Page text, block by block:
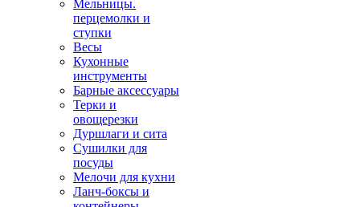
Мельницы.
перцемолки и
ступки
Весы
Кухонные
инструменты
Барные аксессуары
Терки и
овощерезки
Дуршлаги и сита
Сушилки для
посуды
Мелочи для кухни
Ланч-боксы и